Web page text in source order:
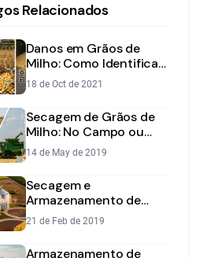
min
leitura
Relacionados
Danos em Grãos de
Milho: Como Identificar
e Evitar Perdas na Safra
18 de Oct de 2021
Secagem de Grãos de
Milho: No Campo ou
Artificial? Guia para a
Melhor Decisão
14 de May de 2019
Secagem e
Armazenamento de
Grãos: Como Evitar
Perdas e Aumentar
Ganhos
21 de Feb de 2019
Armazenamento de